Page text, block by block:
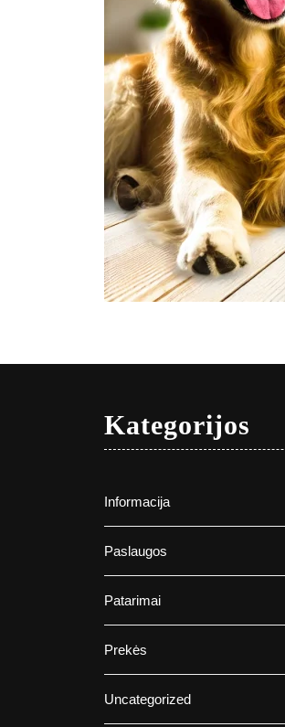
Kategorijos
Informacija
Paslaugos
Patarimai
Prekės
Uncategorized